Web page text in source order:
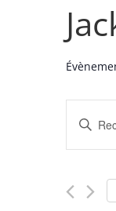
et
vues
Saisir
clé.